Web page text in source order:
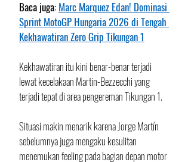
Baca juga: Marc Marquez Edan! Dominasi
Sprint MotoGP Hungaria 2026 di Tengah
Kekhawatiran Zero Grip Tikungan 1
Kekhawatiran itu kini benar-benar terjadi
lewat kecelakaan Martin-Bezzecchi yang
terjadi tepat di area pengereman Tikungan 1.
Situasi makin menarik karena Jorge Martín
sebelumnya juga mengaku kesulitan
menemukan feeling pada bagian depan motor